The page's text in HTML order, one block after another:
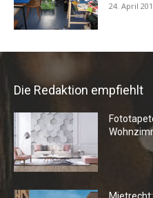
24. April
Die Redaktion empfiehlt